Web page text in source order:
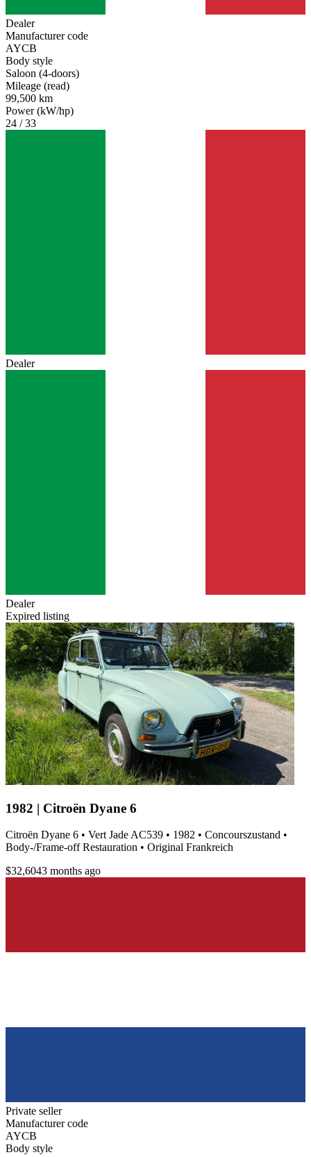
Dealer
Manufacturer code
AYCB
Body style
Saloon (4-doors)
Mileage (read)
99,500 km
Power (kW/hp)
24 / 33
Dealer
Dealer
Expired listing
1982 | Citroën Dyane 6
Citroën Dyane 6 • Vert Jade AC539 • 1982 • Concourszustand •
Body‑/Frame-off Restauration • Original Frankreich
$32,6043 months ago
Private seller
Manufacturer code
AYCB
Body style